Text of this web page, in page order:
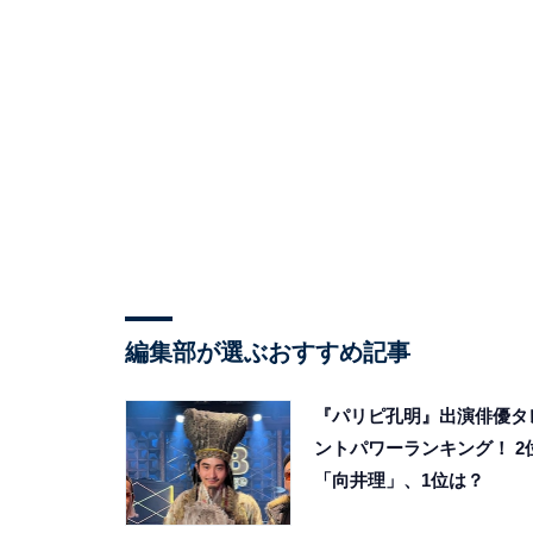
編集部が選ぶおすすめ記事
『パリピ孔明』出演俳優タ
ントパワーランキング！ 2
「向井理」、1位は？